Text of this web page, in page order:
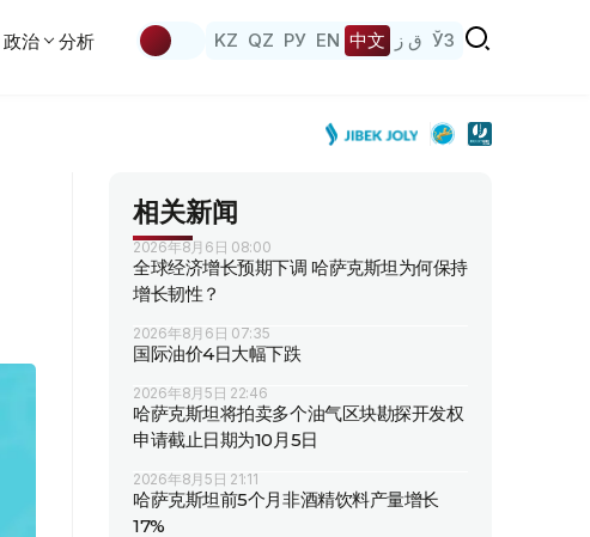
政治 分析 KZ QZ РУ EN 中文 ق ز ЎЗ
相关新闻
2026年8月6日 08:00
全球经济增长预期下调 哈萨克斯坦为何保持
增长韧性？
2026年8月6日 07:35
国际油价4日大幅下跌
2026年8月5日 22:46
哈萨克斯坦将拍卖多个油气区块勘探开发权
申请截止日期为10月5日
2026年8月5日 21:11
哈萨克斯坦前5个月非酒精饮料产量增长
17%